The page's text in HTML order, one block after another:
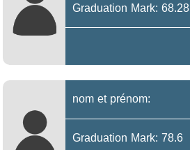
Graduation Mark: 68.28
nom et prénom:
Graduation Mark: 78.6